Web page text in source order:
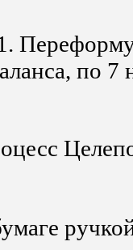
по 7